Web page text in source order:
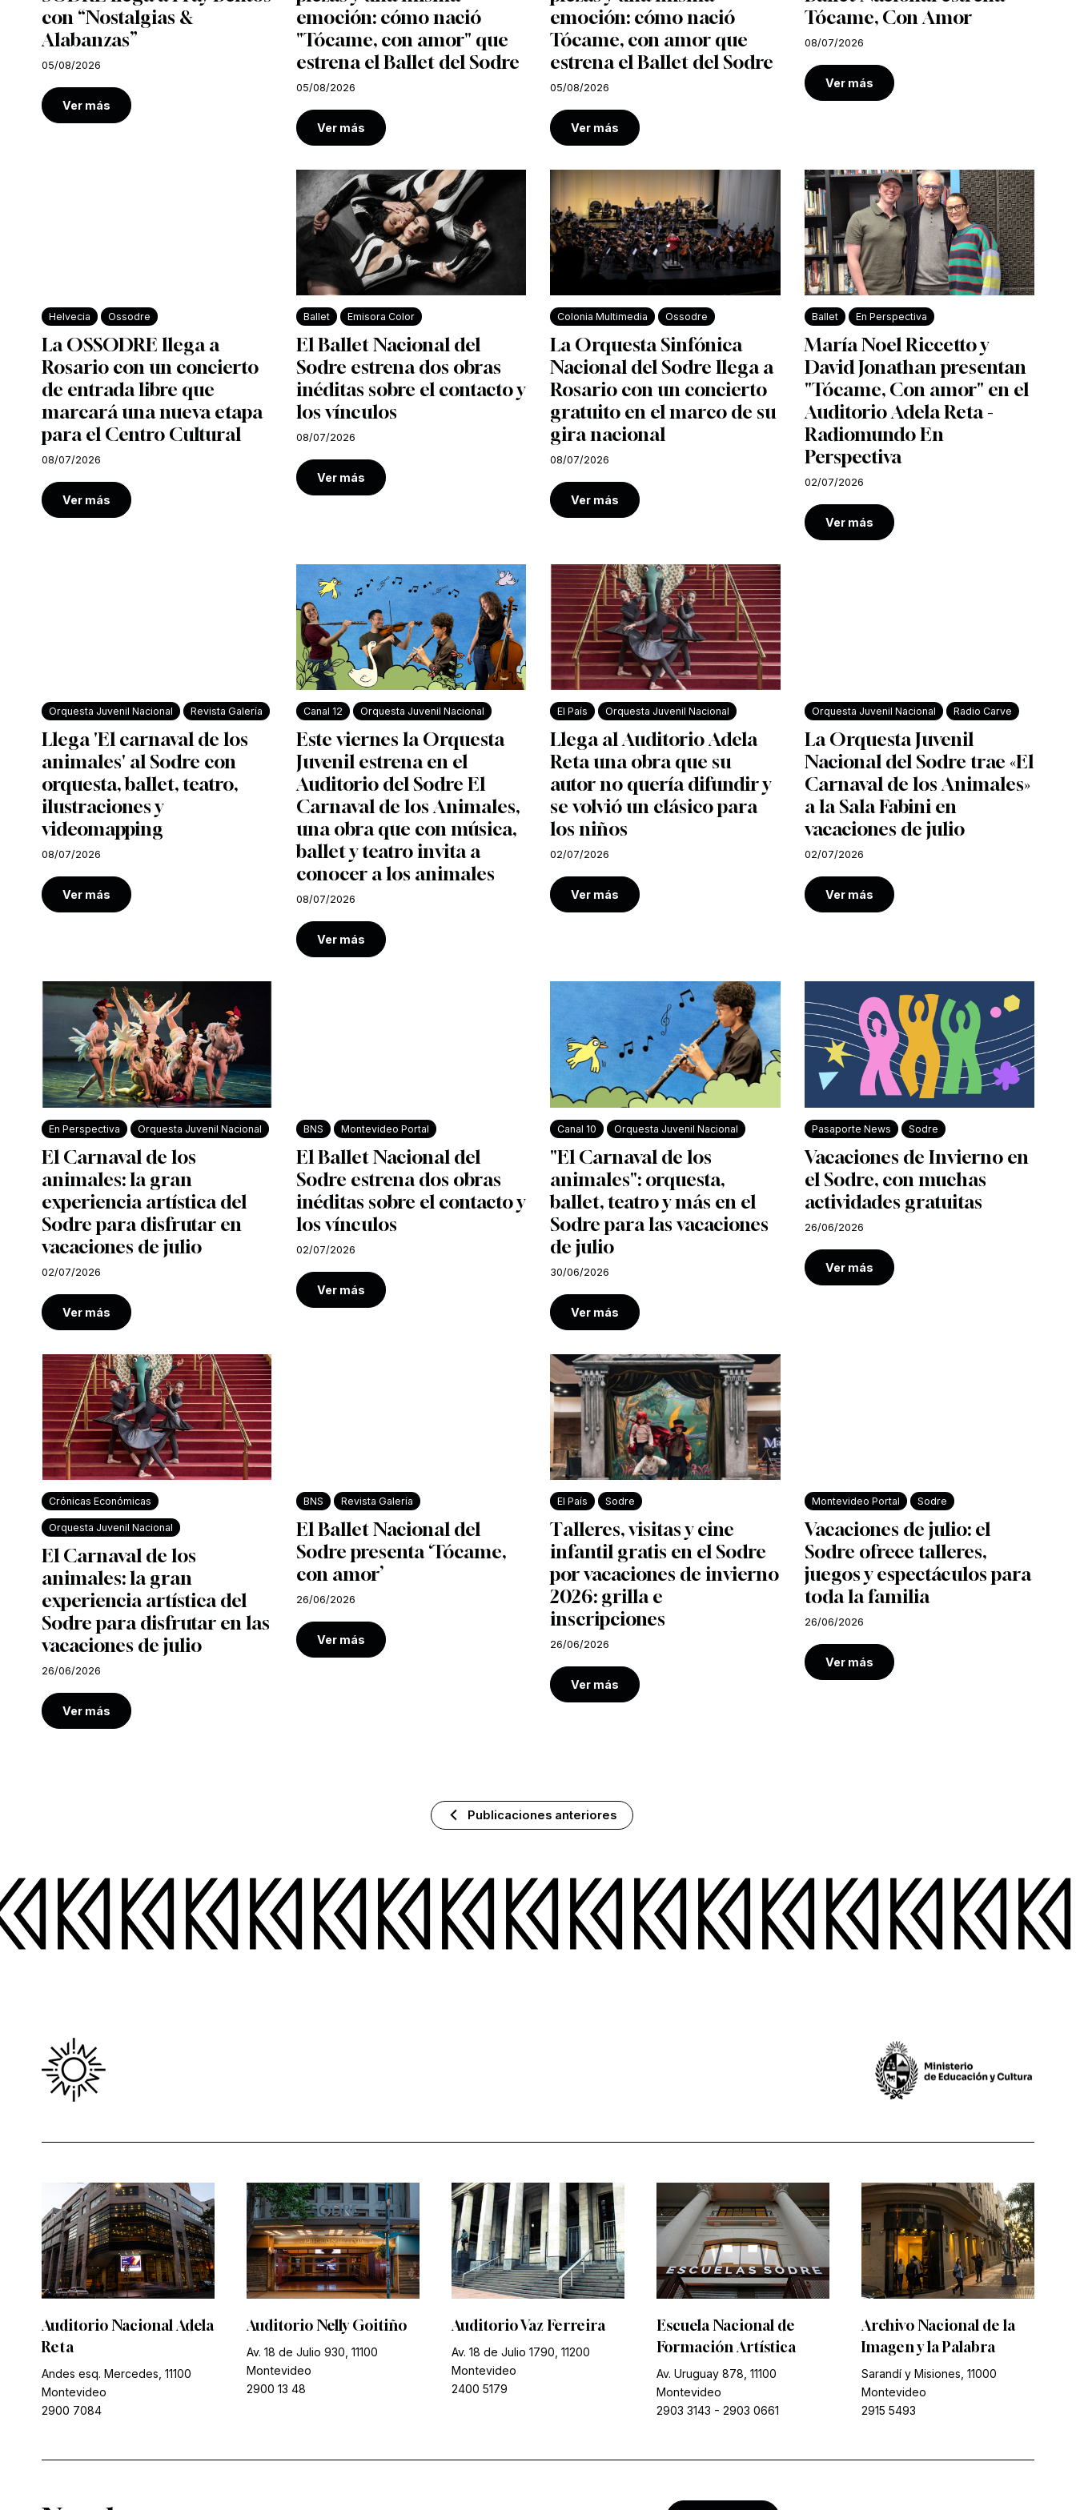
con “Nostalgias &
Alabanzas”
05/08/2026
Ver más
emoción: cómo nació
"Tócame, con amor" que
estrena el Ballet del Sodre
05/08/2026
Ver más
emoción: cómo nació
Tócame, con amor que
estrena el Ballet del Sodre
05/08/2026
Ver más
Tócame, Con Amor
08/07/2026
Ver más
Helvecia Ossodre
La OSSODRE llega a
Rosario con un concierto
de entrada libre que
marcará una nueva etapa
para el Centro Cultural
08/07/2026
Ver más
Ballet Emisora Color
El Ballet Nacional del
Sodre estrena dos obras
inéditas sobre el contacto y
los vínculos
08/07/2026
Ver más
Colonia Multimedia Ossodre
La Orquesta Sinfónica
Nacional del Sodre llega a
Rosario con un concierto
gratuito en el marco de su
gira nacional
08/07/2026
Ver más
Ballet En Perspectiva
María Noel Riccetto y
David Jonathan presentan
"Tócame, Con amor" en el
Auditorio Adela Reta -
Radiomundo En
Perspectiva
02/07/2026
Ver más
Orquesta Juvenil Nacional Revista Galería
Llega 'El carnaval de los
animales' al Sodre con
orquesta, ballet, teatro,
ilustraciones y
videomapping
08/07/2026
Ver más
Canal 12 Orquesta Juvenil Nacional
Este viernes la Orquesta
Juvenil estrena en el
Auditorio del Sodre El
Carnaval de los Animales,
una obra que con música,
ballet y teatro invita a
conocer a los animales
08/07/2026
Ver más
El País Orquesta Juvenil Nacional
Llega al Auditorio Adela
Reta una obra que su
autor no quería difundir y
se volvió un clásico para
los niños
02/07/2026
Ver más
Orquesta Juvenil Nacional Radio Carve
La Orquesta Juvenil
Nacional del Sodre trae «El
Carnaval de los Animales»
a la Sala Fabini en
vacaciones de julio
02/07/2026
Ver más
En Perspectiva Orquesta Juvenil Nacional
El Carnaval de los
animales: la gran
experiencia artística del
Sodre para disfrutar en
vacaciones de julio
02/07/2026
Ver más
BNS Montevideo Portal
El Ballet Nacional del
Sodre estrena dos obras
inéditas sobre el contacto y
los vínculos
02/07/2026
Ver más
Canal 10 Orquesta Juvenil Nacional
"El Carnaval de los
animales": orquesta,
ballet, teatro y más en el
Sodre para las vacaciones
de julio
30/06/2026
Ver más
Pasaporte News Sodre
Vacaciones de Invierno en
el Sodre, con muchas
actividades gratuitas
26/06/2026
Ver más
Crónicas Económicas
Orquesta Juvenil Nacional
El Carnaval de los
animales: la gran
experiencia artística del
Sodre para disfrutar en las
vacaciones de julio
26/06/2026
Ver más
BNS Revista Galería
El Ballet Nacional del
Sodre presenta ‘Tócame,
con amor’
26/06/2026
Ver más
El País Sodre
Talleres, visitas y cine
infantil gratis en el Sodre
por vacaciones de invierno
2026: grilla e
inscripciones
26/06/2026
Ver más
Montevideo Portal Sodre
Vacaciones de julio: el
Sodre ofrece talleres,
juegos y espectáculos para
toda la familia
26/06/2026
Ver más
Publicaciones anteriores
Auditorio Nacional Adela
Reta
Andes esq. Mercedes, 11100
Montevideo
2900 7084
Auditorio Nelly Goitiño
Av. 18 de Julio 930, 11100
Montevideo
2900 13 48
Auditorio Vaz Ferreira
Av. 18 de Julio 1790, 11200
Montevideo
2400 5179
Escuela Nacional de
Formación Artística
Av. Uruguay 878, 11100
Montevideo
2903 3143 - 2903 0661
Archivo Nacional de la
Imagen y la Palabra
Sarandí y Misiones, 11000
Montevideo
2915 5493